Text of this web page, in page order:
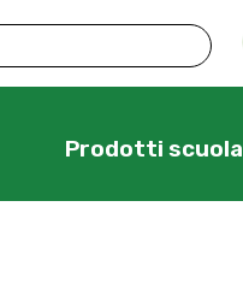
Prodotti scuola